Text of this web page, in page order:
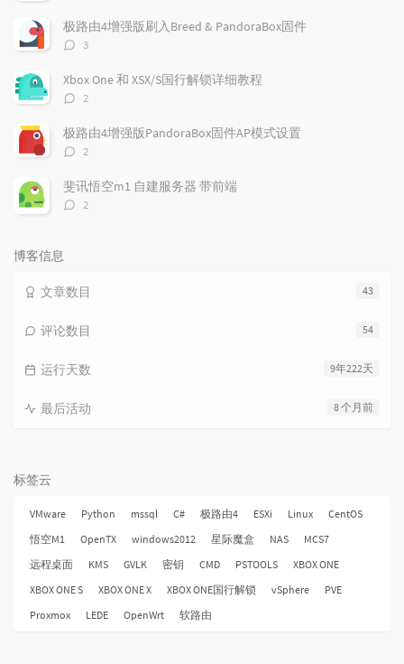
数：
极路由4增强版刷入Breed & PandoraBox固件
评
数：
3
Xbox One 和 XSX/S国行解锁详细教程
评
数：
2
极路由4增强版PandoraBox固件AP模式设置
评
数：
2
斐讯悟空m1 自建服务器 带前端
评
2
博客信息
43
文章数目
54
评论数目
9年222天
运行天数
8 个月前
最后活动
标签云
VMware Python mssql C# 极路由4 ESXi Linux
CentOS
悟空M1
OpenTX windows2012 星际魔盒 NAS
MCS7
远程桌面
KMS GVLK 密钥 CMD PSTOOLS
XBOX ONE
XBOX ONE S
XBOX ONE X XBOX ONE国行解锁 vSphere
PVE
Proxmox
LEDE OpenWrt 软路由